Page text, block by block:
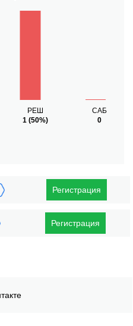
РЕШ
1(50%)
САБ
0
Регистрация
Регистрация